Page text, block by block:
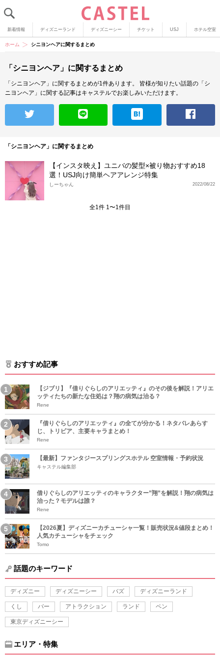
新着情報 ディズニーランド ディズニーシー チケット USJ ホテル空室
ホーム シニヨンヘアに関するまとめ
「シニヨンヘア」に関するまとめ
「シニヨンヘア」に関するまとめが1件あります。
皆様が知りたい話題の「シ
ニヨンヘア」に関する記事はキャステルでお楽しみいただけます。
「シニヨンヘア」に関するまとめ
【インスタ映え】ユニバの髪型×被り物おすすめ18
選！USJ向け簡単ヘアアレンジ特集
2022/08/22
しーちゃん
全1件 1〜1件目
おすすめ記事
【ジブリ】『借りぐらしのアリエッティ』のその後を解説！アリエ
ッティたちの新たな住処は？翔の病気は治る？
Rene
『借りぐらしのアリエッティ』の全てが分かる！ネタバレあらす
じ、トリビア、主要キャラまとめ！
Rene
【最新】ファンタジースプリングスホテル 空室情報・予約状況
キャステル編集部
借りぐらしのアリエッティのキャラクター”翔”を解説！翔の病気は
治った？モデルは誰？
Rene
【2026夏】ディズニーカチューシャ一覧！販売状況&値段まとめ！
人気カチューシャをチェック
Tomo
話題のキーワード
ディズニー ディズニーシー バズ ディズニーランド
くし バー アトラクション ランド ペン
東京ディズニーシー
エリア・特集